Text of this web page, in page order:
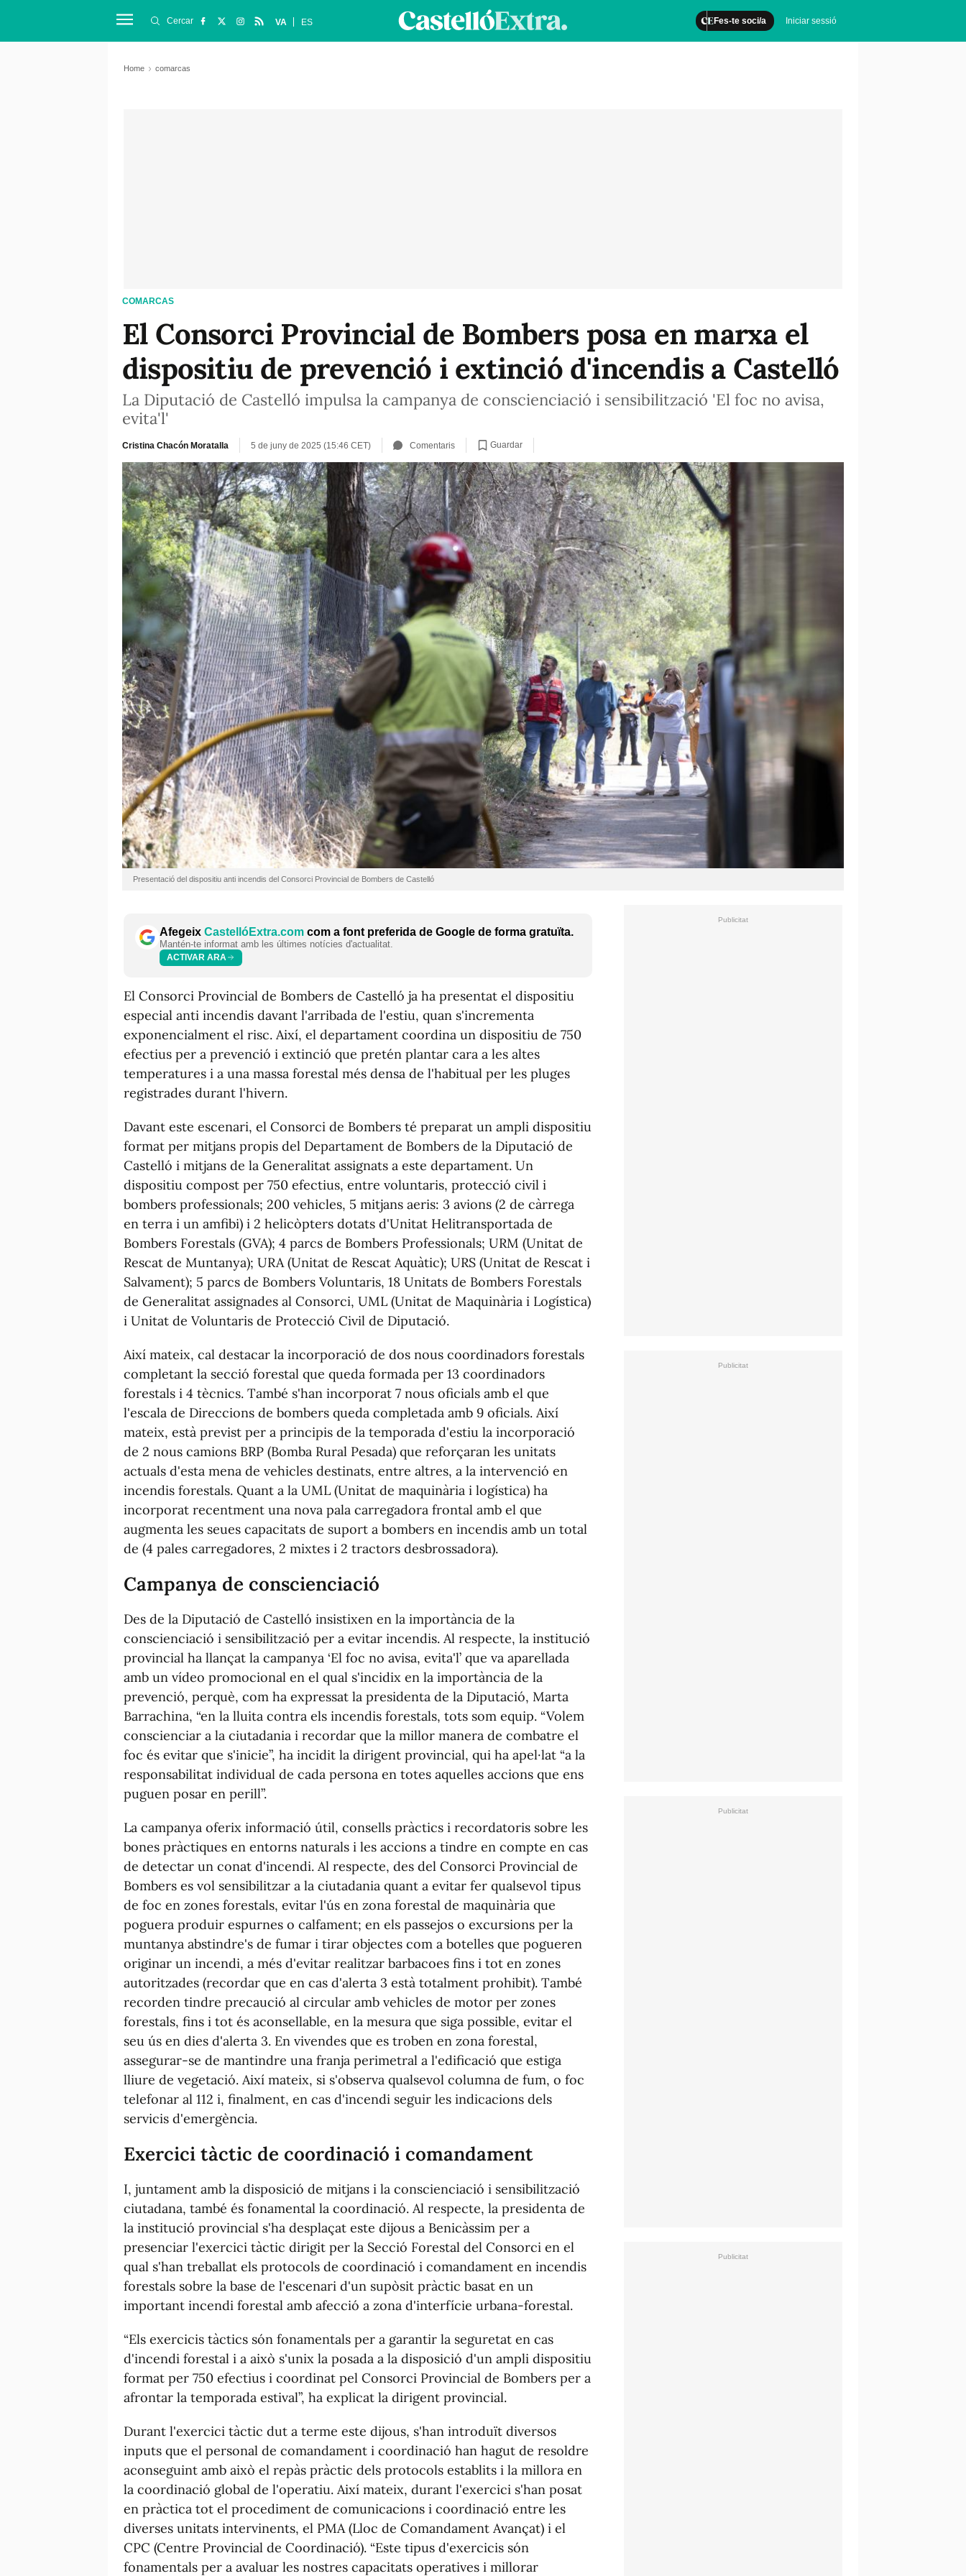
Fes-te soci/a Iniciar sessió
Cercar VA ES
Home comarcas
COMARCAS
El Consorci Provincial de Bombers posa en marxa el
dispositiu de prevenció i extinció d'incendis a Castelló
La Diputació de Castelló impulsa la campanya de conscienciació i sensibilització 'El foc no avisa,
evita'l'
Cristina Chacón Moratalla 5 de juny de 2025 (15:46 CET) Comentaris Guardar
Presentació del dispositiu anti incendis del Consorci Provincial de Bombers de Castelló
Afegeix CastellóExtra.com com a font preferida de Google de forma gratuïta.
Mantén-te informat amb les últimes notícies d'actualitat.
ACTIVAR ARA
El Consorci Provincial de Bombers de Castelló ja ha presentat el dispositiu
especial anti incendis davant l'arribada de l'estiu, quan s'incrementa
exponencialment el risc. Així, el departament coordina un dispositiu de 750
efectius per a prevenció i extinció que pretén plantar cara a les altes
temperatures i a una massa forestal més densa de l'habitual per les pluges
registrades durant l'hivern.
Davant este escenari, el Consorci de Bombers té preparat un ampli dispositiu
format per mitjans propis del Departament de Bombers de la Diputació de
Castelló i mitjans de la Generalitat assignats a este departament. Un
dispositiu compost per 750 efectius, entre voluntaris, protecció civil i
bombers professionals; 200 vehicles, 5 mitjans aeris: 3 avions (2 de càrrega
en terra i un amfibi) i 2 helicòpters dotats d'Unitat Helitransportada de
Bombers Forestals (GVA); 4 parcs de Bombers Professionals; URM (Unitat de
Rescat de Muntanya); URA (Unitat de Rescat Aquàtic); URS (Unitat de Rescat i
Salvament); 5 parcs de Bombers Voluntaris, 18 Unitats de Bombers Forestals
de Generalitat assignades al Consorci, UML (Unitat de Maquinària i Logística)
i Unitat de Voluntaris de Protecció Civil de Diputació.
Així mateix, cal destacar la incorporació de dos nous coordinadors forestals
completant la secció forestal que queda formada per 13 coordinadors
forestals i 4 tècnics. També s'han incorporat 7 nous oficials amb el que
l'escala de Direccions de bombers queda completada amb 9 oficials. Així
mateix, està previst per a principis de la temporada d'estiu la incorporació
de 2 nous camions BRP (Bomba Rural Pesada) que reforçaran les unitats
actuals d'esta mena de vehicles destinats, entre altres, a la intervenció en
incendis forestals. Quant a la UML (Unitat de maquinària i logística) ha
incorporat recentment una nova pala carregadora frontal amb el que
augmenta les seues capacitats de suport a bombers en incendis amb un total
de (4 pales carregadores, 2 mixtes i 2 tractors desbrossadora).
Campanya de conscienciació
Des de la Diputació de Castelló insistixen en la importància de la
conscienciació i sensibilització per a evitar incendis. Al respecte, la institució
provincial ha llançat la campanya ‘El foc no avisa, evita'l’ que va aparellada
amb un vídeo promocional en el qual s'incidix en la importància de la
prevenció, perquè, com ha expressat la presidenta de la Diputació, Marta
Barrachina, “en la lluita contra els incendis forestals, tots som equip. “Volem
conscienciar a la ciutadania i recordar que la millor manera de combatre el
foc és evitar que s'inicie”, ha incidit la dirigent provincial, qui ha apel·lat “a la
responsabilitat individual de cada persona en totes aquelles accions que ens
puguen posar en perill”.
La campanya oferix informació útil, consells pràctics i recordatoris sobre les
bones pràctiques en entorns naturals i les accions a tindre en compte en cas
de detectar un conat d'incendi. Al respecte, des del Consorci Provincial de
Bombers es vol sensibilitzar a la ciutadania quant a evitar fer qualsevol tipus
de foc en zones forestals, evitar l'ús en zona forestal de maquinària que
poguera produir espurnes o calfament; en els passejos o excursions per la
muntanya abstindre's de fumar i tirar objectes com a botelles que pogueren
originar un incendi, a més d'evitar realitzar barbacoes fins i tot en zones
autoritzades (recordar que en cas d'alerta 3 està totalment prohibit). També
recorden tindre precaució al circular amb vehicles de motor per zones
forestals, fins i tot és aconsellable, en la mesura que siga possible, evitar el
seu ús en dies d'alerta 3. En vivendes que es troben en zona forestal,
assegurar-se de mantindre una franja perimetral a l'edificació que estiga
lliure de vegetació. Així mateix, si s'observa qualsevol columna de fum, o foc
telefonar al 112 i, finalment, en cas d'incendi seguir les indicacions dels
servicis d'emergència.
Exercici tàctic de coordinació i comandament
I, juntament amb la disposició de mitjans i la conscienciació i sensibilització
ciutadana, també és fonamental la coordinació. Al respecte, la presidenta de
la institució provincial s'ha desplaçat este dijous a Benicàssim per a
presenciar l'exercici tàctic dirigit per la Secció Forestal del Consorci en el
qual s'han treballat els protocols de coordinació i comandament en incendis
forestals sobre la base de l'escenari d'un supòsit pràctic basat en un
important incendi forestal amb afecció a zona d'interfície urbana-forestal.
“Els exercicis tàctics són fonamentals per a garantir la seguretat en cas
d'incendi forestal i a això s'unix la posada a la disposició d'un ampli dispositiu
format per 750 efectius i coordinat pel Consorci Provincial de Bombers per a
afrontar la temporada estival”, ha explicat la dirigent provincial.
Durant l'exercici tàctic dut a terme este dijous, s'han introduït diversos
inputs que el personal de comandament i coordinació han hagut de resoldre
aconseguint amb això el repàs pràctic dels protocols establits i la millora en
la coordinació global de l'operatiu. Així mateix, durant l'exercici s'han posat
en pràctica tot el procediment de comunicacions i coordinació entre les
diverses unitats intervinents, el PMA (Lloc de Comandament Avançat) i el
CPC (Centre Provincial de Coordinació). “Este tipus d'exercicis són
fonamentals per a avaluar les nostres capacitats operatives i millorar